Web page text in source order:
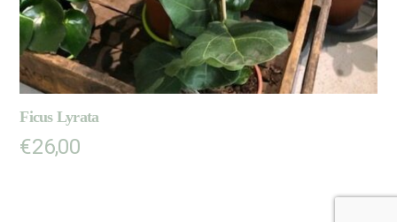
Ficus Lyrata
€26,00